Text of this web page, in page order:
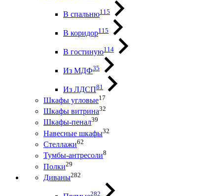
В спальню115
В коридор115
В гостиную114
Из МДФ35
Из ЛДСП81
Шкафы угловые17
Шкафы витрина32
Шкафы-пенал39
Навесные шкафы32
Стеллажи62
Тумбы-антресоли8
Полки29
Диваны282
282